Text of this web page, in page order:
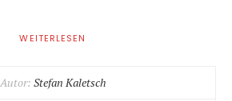
WEITERLESEN
Autor: Stefan Kaletsch